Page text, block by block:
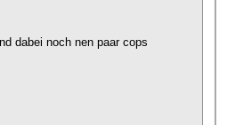
dabei noch nen paar cops